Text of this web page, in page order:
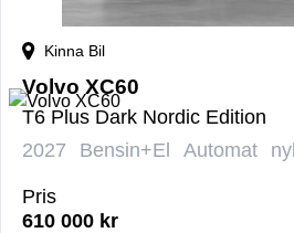
Kinna Bil
Volvo XC60
T6 Plus Dark Nordic Edition
2027
Bensin+El Automat
Pris
610 000 kr